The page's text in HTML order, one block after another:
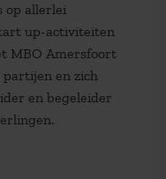
op allerlei
up-activiteiten
MBO Amersfoort
en zich
en begeleider